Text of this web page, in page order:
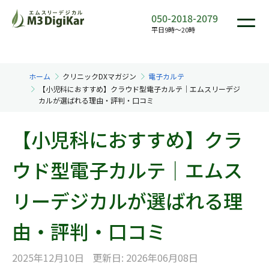
050-2018-2079
平日9時〜20時
ホーム クリニックDXマガジン
電子カルテ
【小児科におすすめ】クラウド型電子カルテ｜エムスリーデジ
カルが選ばれる理由・評判・口コミ
【小児科におすすめ】クラ
ウド型電子カルテ｜エムス
リーデジカルが選ばれる理
由・評判・口コミ
2025年12月10日 更新日: 2026年06月08日